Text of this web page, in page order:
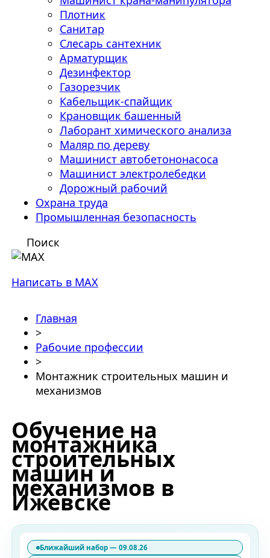
Плотник
Санитар
Слесарь сантехник
Арматурщик
Дезинфектор
Газорезчик
Кабельщик-спайщик
Крановщик башенный
Лаборант химического анализа
Маляр по дереву
Машинист автобетононасоса
Машинист электролебедки
Дорожный рабочий
Охрана труда
Промышленная безопасность
Поиск
Написать в MAX
Главная
>
Рабочие профессии
>
Монтажник строительных машин и
механизмов
Обучение на
монтажника
строительных
машин и
механизмов в
Ижевске
Ближайший набор — 09.08.26